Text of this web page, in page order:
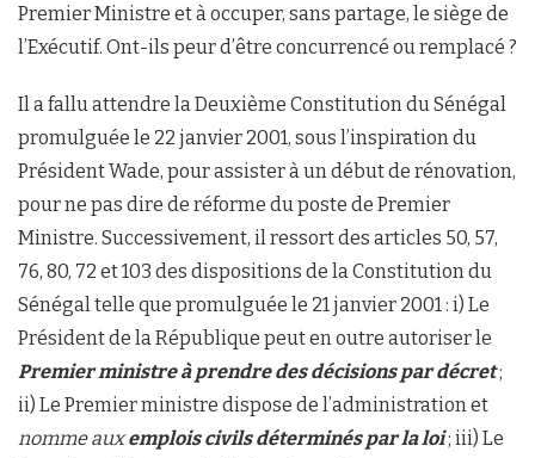
Premier Ministre et à occuper, sans partage, le siège de
l’Exécutif. Ont-ils peur d’être concurrencé ou remplacé ?
Il a fallu attendre la Deuxième Constitution du Sénégal
promulguée le 22 janvier 2001, sous l’inspiration du
Président Wade, pour assister à un début de rénovation,
pour ne pas dire de réforme du poste de Premier
Ministre. Successivement, il ressort des articles 50, 57,
76, 80, 72 et 103 des dispositions de la Constitution du
Sénégal telle que promulguée le 21 janvier 2001 : i) Le
Président de la République peut en outre autoriser le
Premier ministre à prendre des décisions par décret;
ii) Le Premier ministre dispose de l’administration et
nomme auxemplois civils déterminés par la loi; iii) Le